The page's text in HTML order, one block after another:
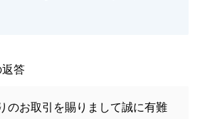
返答
のお取引を賜りまして誠に有難